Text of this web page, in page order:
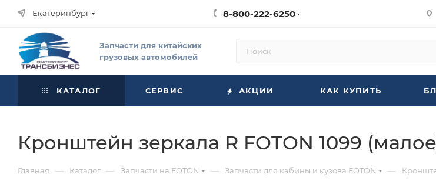
Екатеринбург 8-800-222-6250
Запчасти для китайских
грузовых автомобилей
КАТАЛОГ СЕРВИС АКЦИИ КАК КУПИТЬ
Кронштейн зеркала R FOTON 1099
Главная — Каталог — Запчасти на FOTON — Запчасти для кабины и кузова FOTON —